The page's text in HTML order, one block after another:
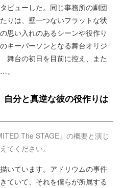
ビューした。同じ事務所の劇団
りは、壁一つないフラットな状
思い入れのあるシーンや役作り
キーパーソンとなる舞台オリジ
台の初日を目前に控え、また
。
分と真逆な彼の役作りは
The STAGE』の概要と演じ
てください。
いています。アドリウムの事件
ていて、それを僕らが所属する